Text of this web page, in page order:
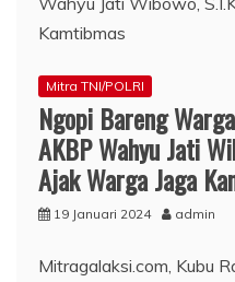
Mitra TNI/POLRI
Ngopi Bareng
AKBP Wahyu Jati
Ajak Warga Jaga
19 Januari 2024 admin
Mitragalaksi.com, Kubu